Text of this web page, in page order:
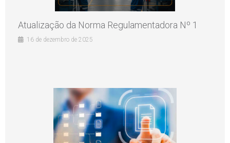
Atualização da Norma Regulamentadora Nº 1
16 de dezembro de 2025